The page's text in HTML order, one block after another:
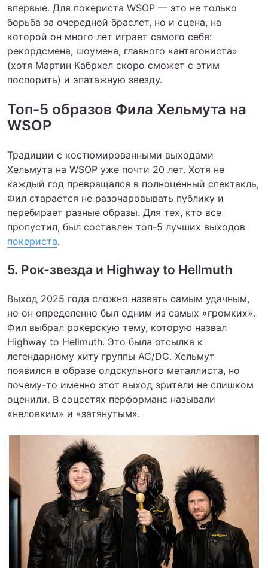
впервые. Для покериста WSOP — это не только
борьба за очередной браслет, но и сцена, на
которой он много лет играет самого себя:
рекордсмена, шоумена, главного «антагониста»
(хотя Мартин Кабрхел скоро сможет с этим
поспорить) и эпатажную звезду.
Топ-5 образов Фила Хельмута на
WSOP
Традиции с костюмированными выходами
Хельмута на WSOP уже почти 20 лет. Хотя не
каждый год превращался в полноценный спектакль,
Фил старается не разочаровывать публику и
перебирает разные образы. Для тех, кто все
пропустил, был составлен топ-5 лучших выходов
покериста.
5. Рок-звезда и Highway to Hellmuth
Выход 2025 года сложно назвать самым удачным,
но он определенно был одним из самых «громких».
Фил выбрал рокерскую тему, которую назвал
Highway to Hellmuth. Это была отсылка к
легендарному хиту группы AC/DC. Хельмут
появился в образе олдскульного металлиста, но
почему-то именно этот выход зрители не слишком
оценили. В соцсетях перформанс называли
«неловким» и «затянутым».